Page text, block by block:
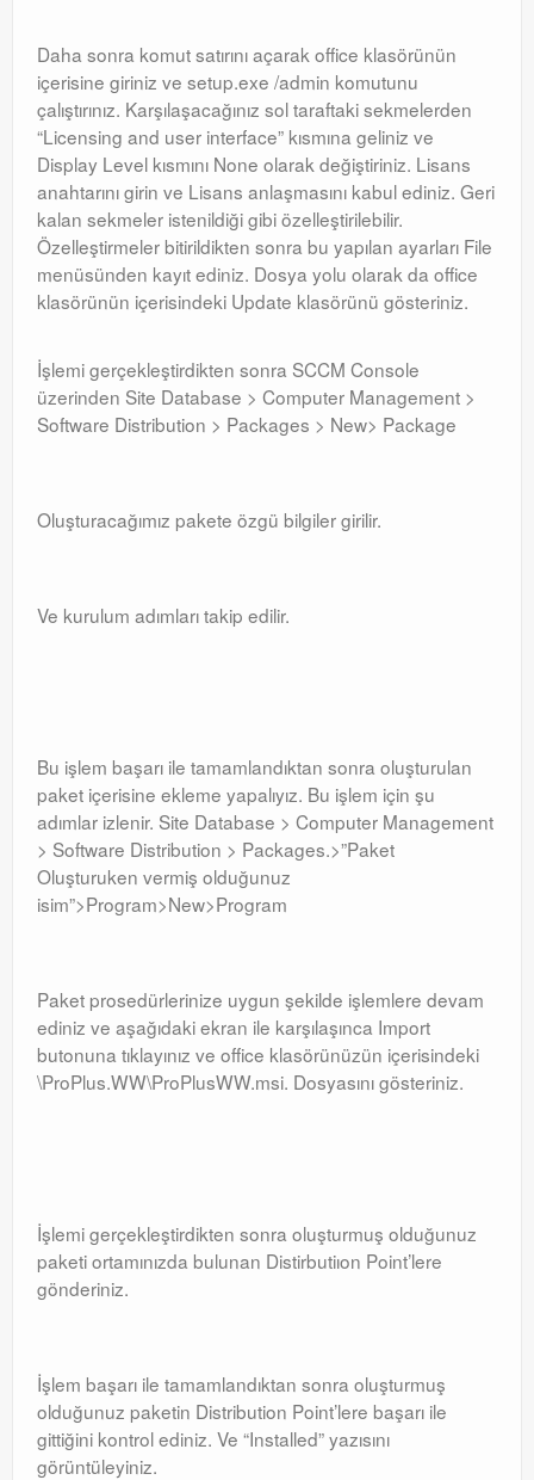
Daha sonra komut satırını açarak office klasörünün
içerisine giriniz ve setup.exe /admin komutunu
çalıştırınız. Karşılaşacağınız sol taraftaki sekmelerden
“Licensing and user interface” kısmına geliniz ve
Display Level kısmını None olarak değiştiriniz. Lisans
anahtarını girin ve Lisans anlaşmasını kabul ediniz. Geri
kalan sekmeler istenildiği gibi özelleştirilebilir.
Özelleştirmeler bitirildikten sonra bu yapılan ayarları File
menüsünden kayıt ediniz. Dosya yolu olarak da office
klasörünün içerisindeki Update klasörünü gösteriniz.
İşlemi gerçekleştirdikten sonra SCCM Console
üzerinden Site Database > Computer Management >
Software Distribution > Packages > New> Package
Oluşturacağımız pakete özgü bilgiler girilir.
Ve kurulum adımları takip edilir.
Bu işlem başarı ile tamamlandıktan sonra oluşturulan
paket içerisine ekleme yapalıyız. Bu işlem için şu
adımlar izlenir. Site Database > Computer Management
> Software Distribution > Packages.>”Paket
Oluşturuken vermiş olduğunuz
isim”>Program>New>Program
Paket prosedürlerinize uygun şekilde işlemlere devam
ediniz ve aşağıdaki ekran ile karşılaşınca Import
butonuna tıklayınız ve office klasörünüzün içerisindeki
\ProPlus.WW\ProPlusWW.msi. Dosyasını gösteriniz.
İşlemi gerçekleştirdikten sonra oluşturmuş olduğunuz
paketi ortamınızda bulunan Distirbutiıon Point’lere
gönderiniz.
İşlem başarı ile tamamlandıktan sonra oluşturmuş
olduğunuz paketin Distribution Point’lere başarı ile
gittiğini kontrol ediniz. Ve “Installed” yazısını
görüntüleyiniz.